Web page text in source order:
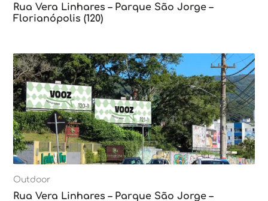
Rua Vera Linhares – Parque São Jorge –
Florianópolis (120)
Outdoor
Rua Vera Linhares – Parque São Jorge –